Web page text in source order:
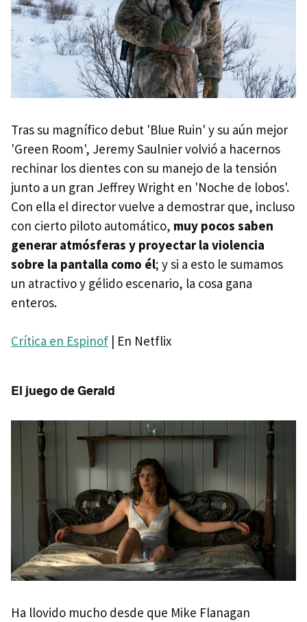
Tras su magnífico debut 'Blue Ruin' y su aún mejor
'Green Room', Jeremy Saulnier volvió a hacernos
rechinar los dientes con su manejo de la tensión
junto a un gran Jeffrey Wright en 'Noche de lobos'.
Con ella el director vuelve a demostrar que, incluso
con cierto piloto automático, muy pocos saben
generar atmósferas y proyectar la violencia
sobre la pantalla como él; y si a esto le sumamos
un atractivo y gélido escenario, la cosa gana
enteros.
Crítica en Espinof | En Netflix
El juego de Gerald
Ha llovido mucho desde que Mike Flanagan